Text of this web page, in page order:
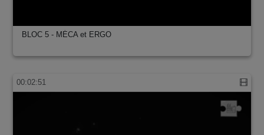
BLOC 5 - MÉCA et ERGO
00:02:51